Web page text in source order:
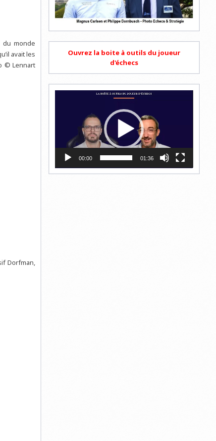
du monde
avait les
© Lennart
Dorfman,
Ouvrez la boite à outils du joueur
d'échecs
00:00 01:36